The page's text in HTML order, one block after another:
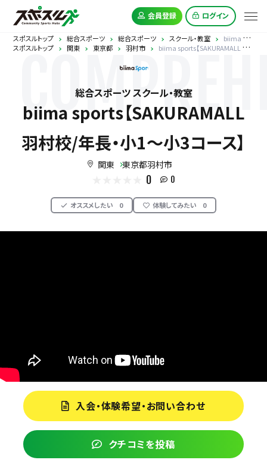
会員登録 ログイン
スポスルトップ 総合スポーツ 総合スポーツ スクール・教室
biima sports【SAKURAMALL 羽村校/年長・小1～小3コース】
スポスルトップ
関東 東京都 羽村市 biima sports【SAKURAMALL 羽村校/年長・小1～小3コース】
総合スポーツ スクール・教室
biima sports【SAKURAMALL
羽村校/年長・小1～小3コース】
関東 東京都羽村市
0 0
オススメしたい 0 体験してみたい 0
入会・体験希望・お問い合わせ
クチコミを投稿